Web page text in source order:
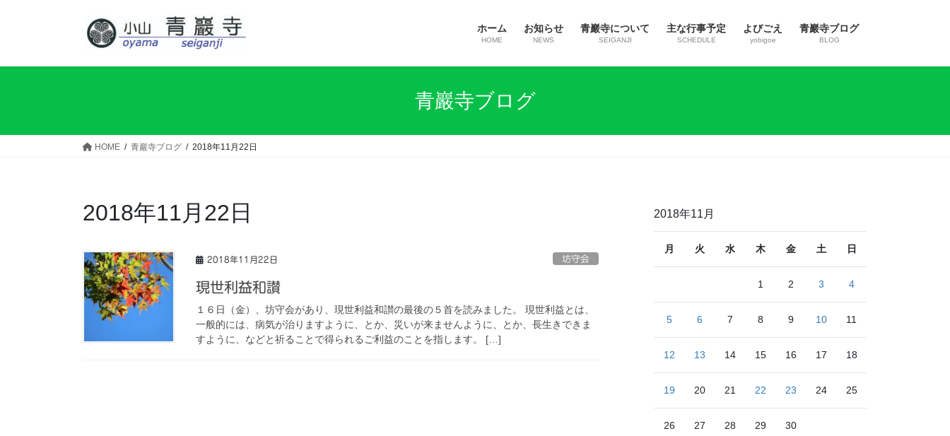
ホーム
HOME
お知らせ
NEWS
青巖寺について
SEIGANJI
主な行事予定
SCHEDULE
よびごえ
yobigoe
青巖寺ブログ
BLOG
青巖寺ブログ
HOME 青巖寺ブログ 2018年11月22日
2018年11月22日
2018年11月22日 坊守会
現世利益和讃
１６日（金）、坊守会があり、現世利益和讃の最後の５首を読みました。 現世利益とは、
一般的には、病気が治りますように、とか、災いが来ませんように、とか、長生きできま
すように、などと祈ることで得られるご利益のことを指します。 […]
2018年11月
月 火 水 木 金 土 日
1 2 3 4
5 6 7 8 9 10 11
12 13 14 15 16 17 18
19 20 21 22 23 24 25
26 27 28 29 30